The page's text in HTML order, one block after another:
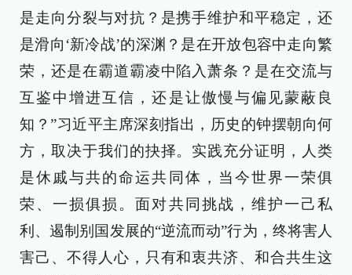
是走向分裂与对抗？是携手维护和平稳定，还
是滑向‘新冷战’的深渊？是在开放包容中走向繁
荣，还是在霸道霸凌中陷入萧条？是在交流与
互鉴中增进互信，还是让傲慢与偏见蒙蔽良
知？”习近平主席深刻指出，历史的钟摆朝向何
方，取决于我们的抉择。实践充分证明，人类
是休戚与共的命运共同体，当今世界一荣俱
荣、一损俱损。面对共同挑战，维护一己私
利、遏制别国发展的“逆流而动”行为，终将害人
害己、不得人心，只有和衷共济、和合共生这